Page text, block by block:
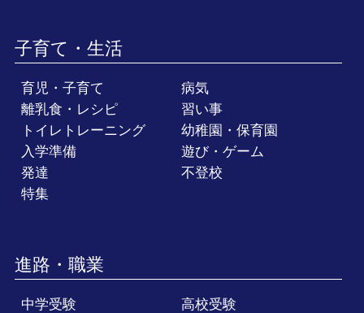
子育て・生活
育児・子育て
病気
離乳食・レシピ
習い事
トイレトレーニング
幼稚園・保育園
入学準備
遊び・ゲーム
発達
不登校
特集
進路・職業
中学受験
高校受験